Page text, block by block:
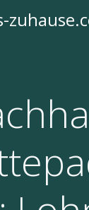
Inhalt